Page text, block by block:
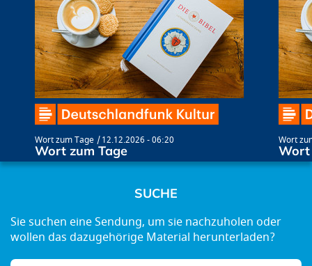
Wort zum Tage 12.12.2026 - 06:20
Wort zum Tage
Wort
Wort
SUCHE